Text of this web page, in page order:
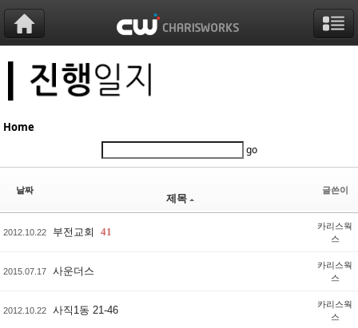
Home
go
날짜
제목
글쓴이
2012.10.22 부전교회 41
카리스웍
스
2015.07.17 사운더스
카리스웍
스
2012.10.22 사직1동 21-46
카리스웍
스